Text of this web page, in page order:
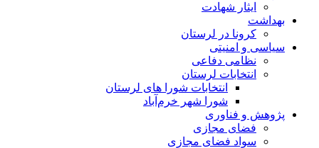
ایثار شهادت
بهداشت
کرونا در لرستان
سیاسی و امنیتی
نظامی دفاعی
انتخابات لرستان
انتخابات شورا های لرستان
شورا شهر خرم‌آباد
پژوهش و فناوری
فضای مجازی
سواد فضای مجازی